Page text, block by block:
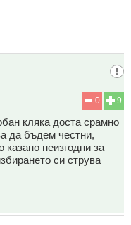
9
0
кляка доста срамно
да бъдем честни,
казано неизгодни за
си струва